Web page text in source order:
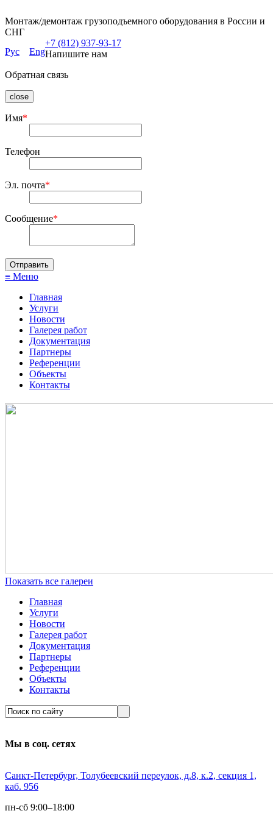
Монтаж/демонтаж грузоподъемного оборудования в России и
СНГ
Рус
Eng
+7 (812) 937-93-17
Напишите нам
Обратная связь
close
Имя*
Телефон
Эл. почта*
Сообщение*
≡ Меню
Главная
Услуги
Новости
Галерея работ
Документация
Партнеры
Референции
Объекты
Контакты
Показать все галереи
Главная
Услуги
Новости
Галерея работ
Документация
Партнеры
Референции
Объекты
Контакты
Мы в соц. сетях
Санкт-Петербург, Толубеевский переулок, д.8, к.2, секция 1,
каб. 956
пн-сб 9:00–18:00